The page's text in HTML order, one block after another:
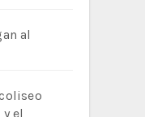
al
el